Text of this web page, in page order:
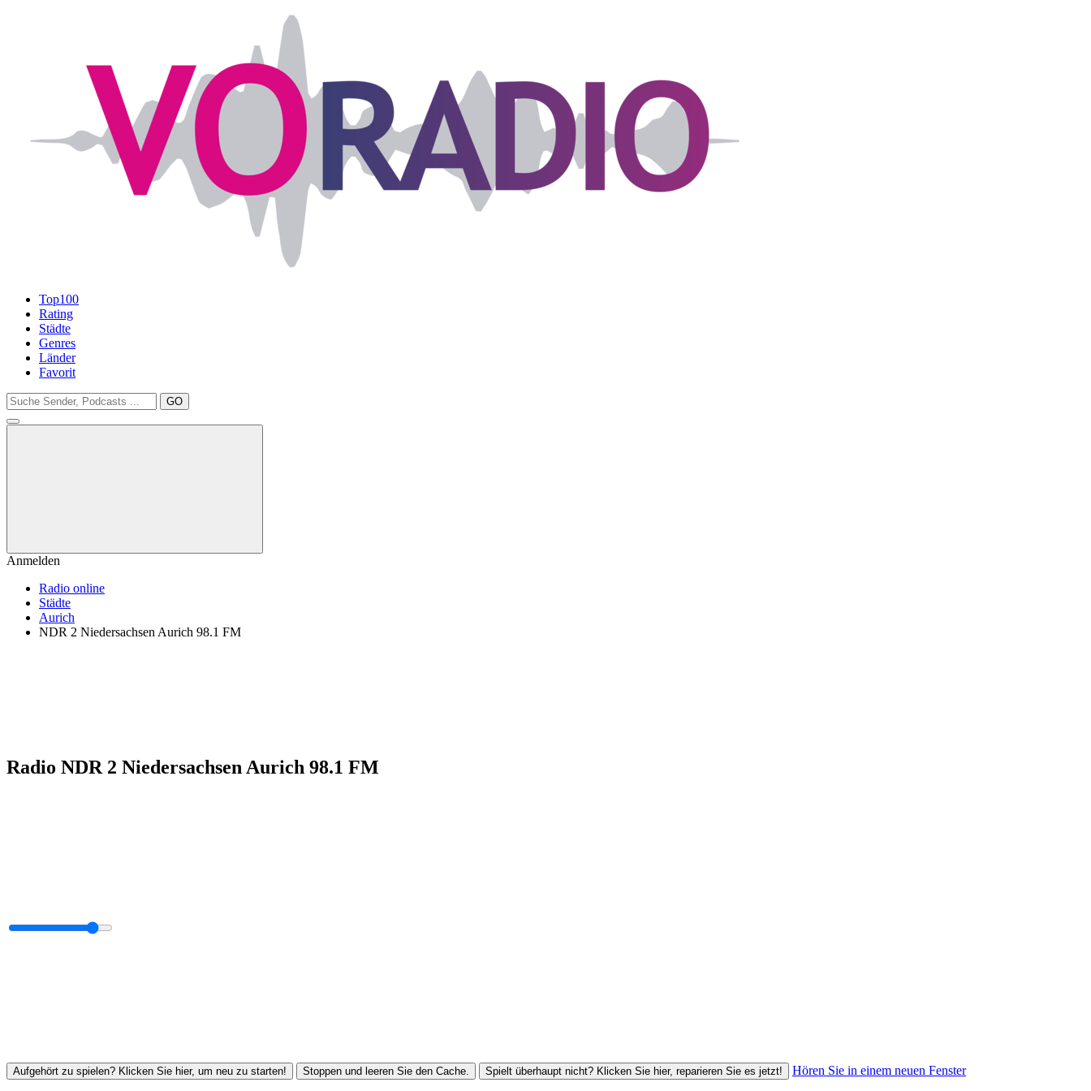
Top100
Rating
Städte
Genres
Länder
Favorit
GO
Anmelden
Radio online
Städte
Aurich
NDR 2 Niedersachsen Aurich 98.1 FM
Radio NDR 2 Niedersachsen Aurich 98.1 FM
Aufgehört zu spielen? Klicken Sie hier, um neu zu starten! Stoppen und leeren Sie den Cache. Spielt überhaupt nicht? Klicken Sie hier, reparieren Sie es jetzt! Hören Sie in einem neuen Fenster